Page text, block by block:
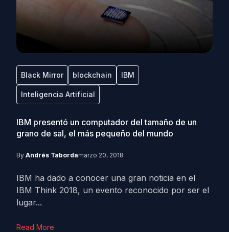
Black Mirror blockchain IBM
Inteligencia Artificial
IBM presentó un computador del tamaño de un
grano de sal, el más pequeño del mundo
By Andrés Tabordamarzo 20, 2018
IBM ha dado a conocer una gran noticia en el
IBM Think 2018, un evento reconocido por ser el
lugar...
Read More